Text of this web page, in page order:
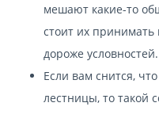
мешают какие-то
стоит их
дороже условностей.
Если вам снится,
лестницы, то такой